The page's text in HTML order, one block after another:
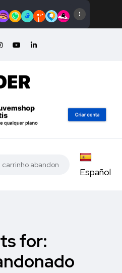
Español
for: